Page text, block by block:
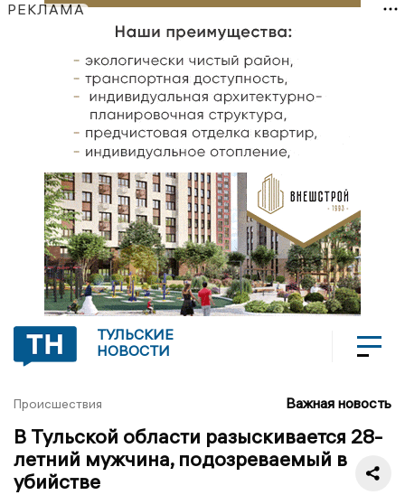
РЕКЛАМА
ТУЛЬСКИЕ
НОВОСТИ
Происшествия Важная новость
В Тульской области разыскивается 28-
летний мужчина, подозреваемый в
убийстве